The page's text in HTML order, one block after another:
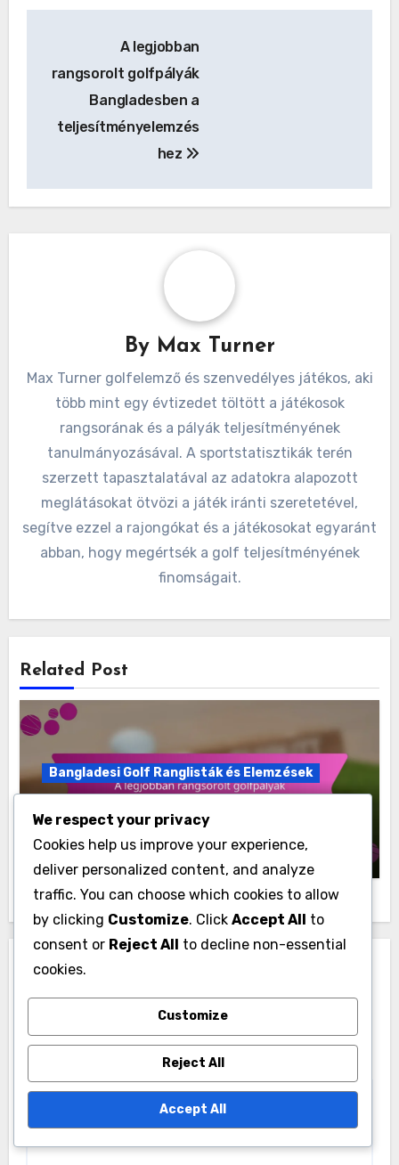
Post
Bangladesben a
teljesítményelemzés
hez
ByMax Turner
Max Turner golfelemző és szenvedélyes játékos, aki
több mint egy évtizedet töltött a játékosok
rangsorának és a pályák teljesítményének
meglátásokat ötvözi a játék iránti szeretetével,
segítve ezzel a rajongókat és a játékosokat egyaránt
abban, hogy megértsék a golf teljesítményének
Related Post
Bangladesi Golf Ranglisták és Elemzések
A legjobban rangsorolt golfpályák
Bangladesben a teljesítményelemzéshez
Max Turner 16/12/2025
Leave a Reply
We respect your privacy
Cookies help us improve your experience,
deliver personalized content, and analyze
traffic. You can choose which cookies to allow
by clicking Customize. Click Accept All to
consent or Reject All to decline non-essential
cookies.
Customize
Reject All
Accept All